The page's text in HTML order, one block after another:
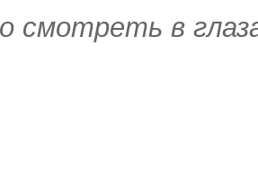
смотреть в